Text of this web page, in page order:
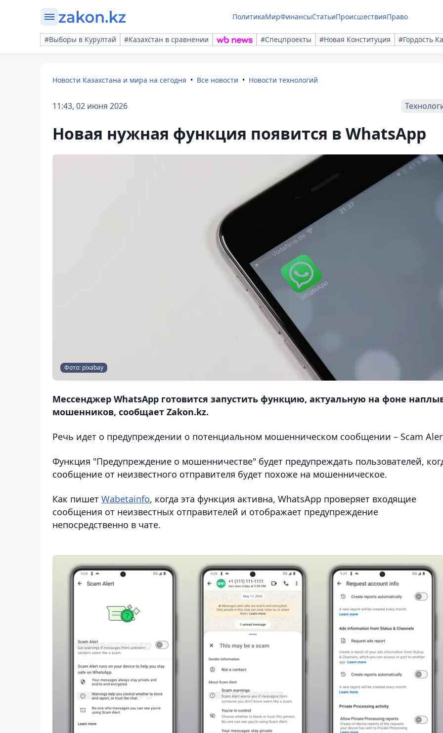
ПолитикаМирФинансыСтатьиПроисшествияПраво
#Выборы в Курултай #Казахстан в сравнении #Спецпроекты #Новая Конституция #Гордость
Новости Казахстана и мира на сегодня Все новости Новости технологий
11:43, 02 июня 2026
Новая нужная функция появится в WhatsApp
Фото: pixabay
Мессенджер WhatsApp готовится запустить функцию, актуальную на фоне
мошенников, сообщает Zakon.kz.
Речь идет о предупреждении о потенциальном мошенническом сообщении – Scam
Функция "Предупреждение о мошенничестве" будет предупреждать пользователей,
сообщение от неизвестного отправителя будет похоже на мошенническое.
Как пишет Wabetainfo, когда эта функция активна, WhatsApp проверяет входящие
сообщения от неизвестных отправителей и отображает предупреждение
непосредственно в чате.